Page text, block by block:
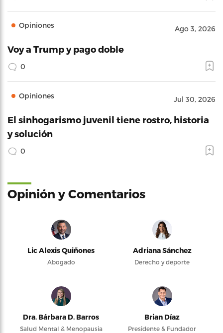
Opiniones Ago 3, 2026
Voy a Trump y pago doble
0
Opiniones Jul 30, 2026
El sinhogarismo juvenil tiene rostro, historia
y solución
0
Opinión y Comentarios
Lic Alexis Quiñones
Abogado
Adriana Sánchez
Derecho y deporte
Dra. Bárbara D. Barros
Salud Mental & Menopausia
Brian Díaz
Presidente & Fundador